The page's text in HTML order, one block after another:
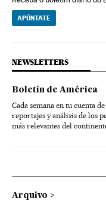
APÚNTATE
NEWSLETTERS
Boletín de América
Cada semana en tu cuenta
reportajes y análisis de los
más relevantes del
Arquivo